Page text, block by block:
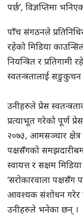
पर्छ’, विज्ञप्तिमा
पाँच संगठनले
रहेको मिडिया
नियन्त्रित र
स्वतन्त्रतालाई सङुकुचन
उनीहरुले प्रेस
प्रत्याभूत गरेको पूर्ण
२०७३, आमसञ्चार
पक्षसँगको
स्वायत्त र सक्षम
‘सरोकारवाला पक्षसँग
आवश्यक संशोधन गरेर
उनीहरुले भनेका छन् ।